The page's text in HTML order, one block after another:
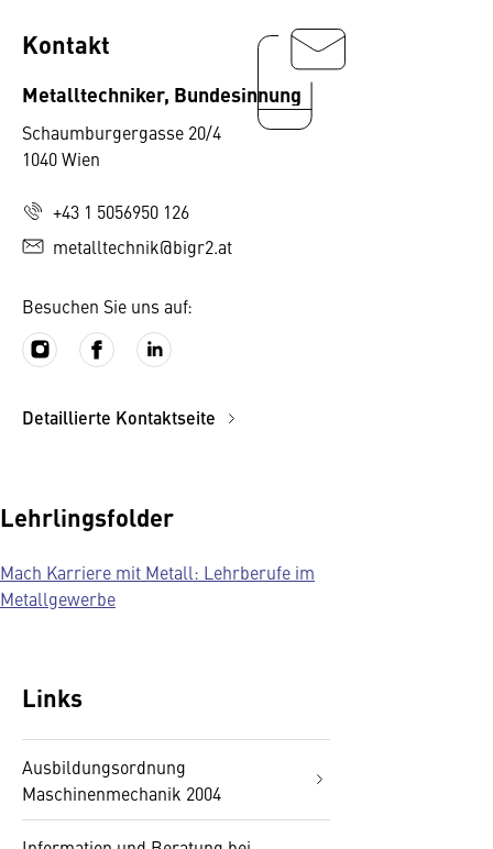
Kontakt
Metalltechniker, Bundesinnung
Schaumburgergasse 20/4
1040 Wien
+43 1 5056950 126
metalltechnik@bigr2.at
Besuchen Sie uns auf:
Detaillierte Kontaktseite
Lehrlingsfolder
Mach Karriere mit Metall: Lehrberufe im
Metallgewerbe
Links
Ausbildungsordnung
Maschinenmechanik 2004